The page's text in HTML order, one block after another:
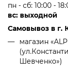
пн - сб: 10:00 -
вс: выходной
Самовывоз в г.
магазин
Шевченко»)